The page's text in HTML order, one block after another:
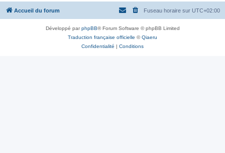
Accueil du forum Fuseau horaire sur UTC+02:00
Développé parphpBB® Forum Software © phpBB Limited
Traduction française officielle ©Qiaeru
Confidentialité | Conditions